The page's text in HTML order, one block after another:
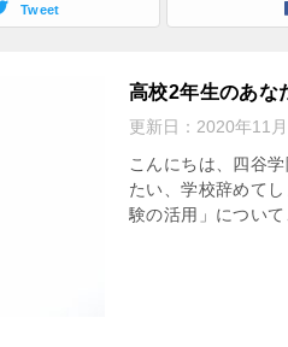
Tweet
高校2年生のあな
更新日： 2020年11
こんにちは、四谷
たい、学校辞めて
験の活用」につい